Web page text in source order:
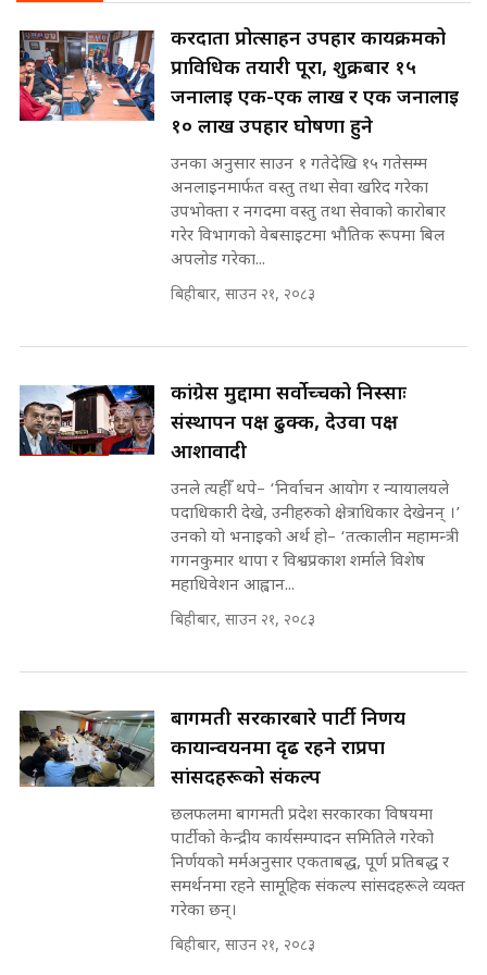
राष्ट्रिय सवालमा ९ दल एकजुट ||
Prachanda, Rabi, Gagan Stand
on the Same Page ||
SIDHAKURA ||
सहकारी पीडितसँग मन्त्री प्रतिभा रावलले
भनिन्–साथ दिनुहोस्, दबाब होइन ||
Sidhakura || Pratibha Rawal
SIDHAKURA ||
कहिले बन्ला चक्रपथ ? विस्तार कार्यमा
Expansion Dilemma |
SIDHAKURA |
पटकपटक भावुक बने गृहमन्त्री सुदन
SIDHAKURA ||
SIDHAKURA
पोप्पोको पासोः कमाउने लोभमा घरबार नै
उठिबास | The Dark Side of
'Poppo Live'-SIDHAKURA
मन्त्री आउने बित्तिकै सुरु भएको थियो
घुसको डिल || Raj Kumar Gupta ||
SIDHAKURA ||
भूमिसुधार मन्त्रीलाई जोगाइदै ! ||
SIDHAKURA ||
७८ लाख घुस खाने मन्त्री ! जोगाउने
प्रधानमन्त्री ? || SIDHAKURA ||
SIDHAKURA INVESTIGATION
||
मन्त्री राजकुमारलाई घुस दिने विचौलीया
||
मन्त्रीले घुस डिल गरेको अडियो ! दुई झोला
नोट मन्त्रीलाई घुस | SIDHAKURA |
करदाता प्रोत्साहन उपहार कार्यक्रमको
प्राविधिक तयारी पूरा, शुक्रबार १५
जनालाई एक-एक लाख र एक जनालाई
१० लाख उपहार घोषणा हुने
उनका अनुसार साउन १ गतेदेखि १५ गतेसम्म
अनलाइनमार्फत वस्तु तथा सेवा खरिद गरेका
उपभोक्ता र नगदमा वस्तु तथा सेवाको कारोबार
गरेर विभागको वेबसाइटमा भौतिक रूपमा बिल
अपलोड गरेका...
बिहीबार, साउन २१, २०८३
कांग्रेस मुद्दामा सर्वोच्चको निस्साः
संस्थापन पक्ष ढुक्क, देउवा पक्ष
आशावादी
उनले त्यहीँ थपे– ‘निर्वाचन आयोग र न्यायालयले
पदाधिकारी देखे, उनीहरुको क्षेत्राधिकार देखेनन् ।’
उनको यो भनाइको अर्थ हो– ‘तत्कालीन महामन्त्री
गगनकुमार थापा र विश्वप्रकाश शर्माले विशेष
महाधिवेशन आह्वान...
बिहीबार, साउन २१, २०८३
बागमती सरकारबारे पार्टी निर्णय
कार्यान्वयनमा दृढ रहने राप्रपा
सांसदहरूको संकल्प
छलफलमा बागमती प्रदेश सरकारका विषयमा
पार्टीको केन्द्रीय कार्यसम्पादन समितिले गरेको
निर्णयको मर्मअनुसार एकताबद्ध, पूर्ण प्रतिबद्ध र
समर्थनमा रहने सामूहिक संकल्प सांसदहरूले व्यक्त
गरेका छन्।
बिहीबार, साउन २१, २०८३